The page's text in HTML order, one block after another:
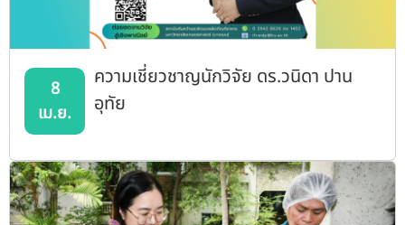
8
เม.ย.
ความเชี่ยวชาญนักวิจัย ดร.วนิดา ปาน
อุทัย